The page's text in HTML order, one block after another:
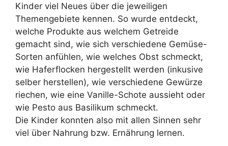
Kinder viel Neues über die jeweiligen
Themengebiete kennen. So wurde entdeckt,
welche Produkte aus welchem Getreide
gemacht sind, wie sich verschiedene Gemüse-
Sorten anfühlen, wie welches Obst schmeckt,
wie Haferflocken hergestellt werden (inkusive
selber herstellen), wie verschiedene Gewürze
riechen, wie eine Vanille-Schote aussieht oder
wie Pesto aus Basilikum schmeckt.
Die Kinder konnten also mit allen Sinnen sehr
viel über Nahrung bzw. Ernährung lernen.